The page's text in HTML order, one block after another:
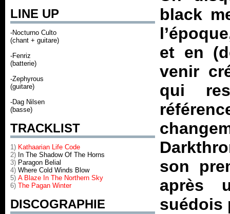
LINE UP
-Nocturno Culto
(chant + guitare)
-Fenriz
(batterie)
-Zephyrous
(guitare)
-Dag Nilsen
(basse)
TRACKLIST
1) Kathaarian Life Code
2) In The Shadow Of The Horns
3) Paragon Belial
4) Where Cold Winds Blow
5) A Blaze In The Northern Sky
6) The Pagan Winter
DISCOGRAPHIE
black
et en
venir
qui
son
après
suédois